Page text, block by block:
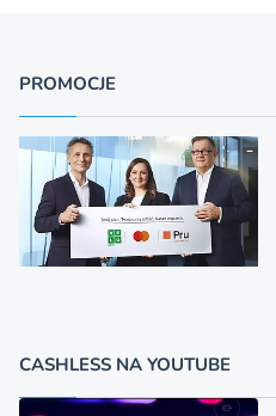
PROMOCJE
CASHLESS NA YOUTUBE